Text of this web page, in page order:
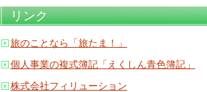
リンク
旅のことなら「旅たま！」
個人事業の複式簿記「えくしん青色簿記」
株式会社フィリューション